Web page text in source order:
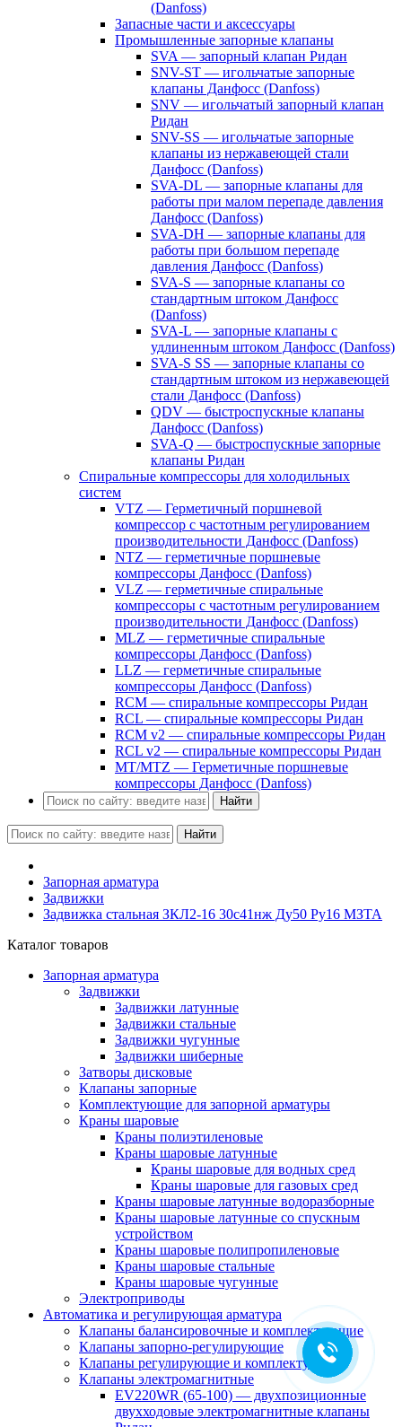
(Danfoss)
Запасные части и аксессуары
Промышленные запорные клапаны
SVA — запорный клапан Ридан
SNV-ST — игольчатые запорные
клапаны Данфосс (Danfoss)
SNV — игольчатый запорный клапан
Ридан
SNV-SS — игольчатые запорные
клапаны из нержавеющей стали
Данфосс (Danfoss)
SVA-DL — запорные клапаны для
работы при малом перепаде давления
Данфосс (Danfoss)
SVA-DH — запорные клапаны для
работы при большом перепаде
давления Данфосс (Danfoss)
SVA-S — запорные клапаны со
стандартным штоком Данфосс
(Danfoss)
SVA-L — запорные клапаны с
удлиненным штоком Данфосс (Danfoss)
SVA-S SS — запорные клапаны со
стандартным штоком из нержавеющей
стали Данфосс (Danfoss)
QDV — быстроспускные клапаны
Данфосс (Danfoss)
SVA-Q — быстроспускные запорные
клапаны Ридан
Спиральные компрессоры для холодильных
систем
VTZ — Герметичный поршневой
компрессор с частотным регулированием
производительности Данфосс (Danfoss)
NTZ — герметичные поршневые
компрессоры Данфосс (Danfoss)
VLZ — герметичные спиральные
компрессоры с частотным регулированием
производительности Данфосс (Danfoss)
MLZ — герметичные спиральные
компрессоры Данфосс (Danfoss)
LLZ — герметичные спиральные
компрессоры Данфосс (Danfoss)
RCM — спиральные компрессоры Ридан
RCL — спиральные компрессоры Ридан
RCM v2 — спиральные компрессоры Ридан
RCL v2 — спиральные компрессоры Ридан
MT/MTZ — Герметичные поршневые
компрессоры Данфосс (Danfoss)
Найти
Найти
Запорная арматура
Задвижки
Задвижка стальная ЗКЛ2-16 30с41нж Ду50 Ру16 МЗТА
Каталог товаров
Запорная арматура
Задвижки
Задвижки латунные
Задвижки стальные
Задвижки чугунные
Задвижки шиберные
Затворы дисковые
Клапаны запорные
Комплектующие для запорной арматуры
Краны шаровые
Краны полиэтиленовые
Краны шаровые латунные
Краны шаровые для водных сред
Краны шаровые для газовых сред
Краны шаровые латунные водоразборные
Краны шаровые латунные со спускным
устройством
Краны шаровые полипропиленовые
Краны шаровые стальные
Краны шаровые чугунные
Электроприводы
Автоматика и регулирующая арматура
Клапаны балансировочные и комплектующие
Клапаны запорно-регулирующие
Клапаны регулирующие и комплектующие
Клапаны электромагнитные
EV220WR (65-100) — двухпозиционные
двухходовые электромагнитные клапаны